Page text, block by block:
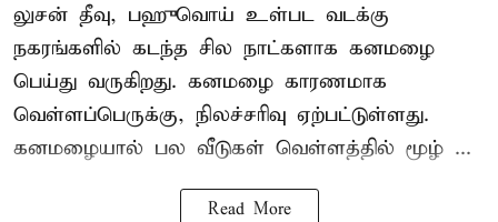
லுசன் தீவு, பஹுவொய் உள்பட வடக்கு
நகரங்களில் கடந்த சில நாட்களாக கனமழை
பெய்து வருகிறது. கனமழை காரணமாக
வெள்ளப்பெருக்கு, நிலச்சரிவு ஏற்பட்டுள்ளது.
கனமழையால் பல வீடுகள் வெள்ளத்தில் மூழ் ...
Read More